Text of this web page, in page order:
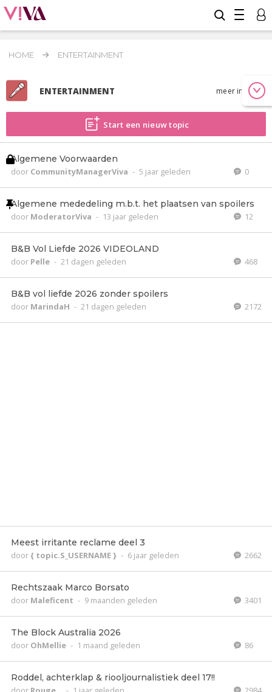
HOME ENTERTAINMENT
ENTERTAINMENT meer info
Start een nieuw topic
Algemene Voorwaarden
door CommunityManagerViva - 5 jaar geleden 0
Algemene mededeling m.b.t. het plaatsen van spoilers
door ModeratorViva - 13 jaar geleden 12
B&B Vol Liefde 2026 VIDEOLAND
door Pelle - 21 dagen geleden 468
B&B vol liefde 2026 zonder spoilers
door MarindaH - 21 dagen geleden 2172
Meest irritante reclame deel 3
door{ topic.S_USERNAME } - 6 jaar geleden 2662
Rechtszaak Marco Borsato
door Maleficent - 9 maanden geleden 3401
The Block Australia 2026
door OhMellie - 1 maand geleden 86
Roddel, achterklap & riooljournalistiek deel 17!!